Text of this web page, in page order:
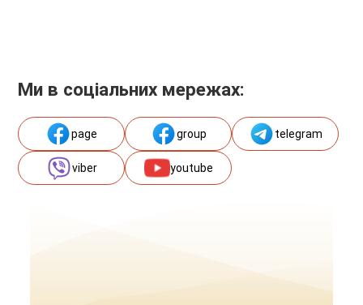
Ми в соціальних мережах:
page group telegram
viber youtube